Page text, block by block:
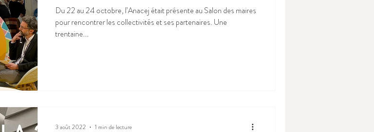
Du 22 au 24 octobre, l’Anacej était présente au Salon des maires
pour rencontrer les collectivités et ses partenaires. Une
trentaine...
3 août 2022 1 min de lecture